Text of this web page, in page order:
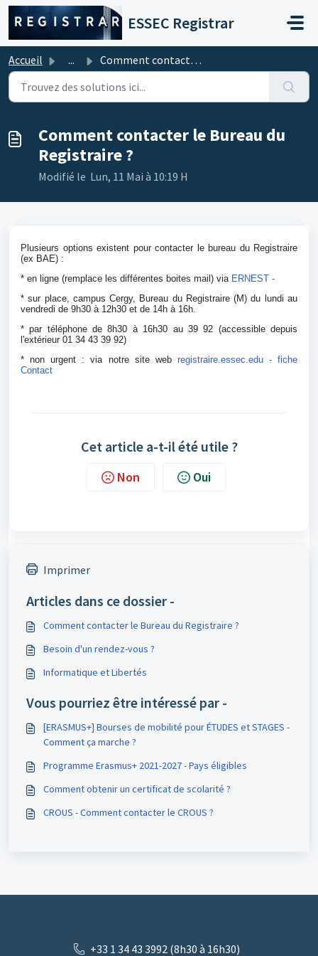
Passer au contenu principal
ESSEC Registrar
Accueil ... Comment contacter le Bureau du Registraire ?
Comment contacter le Bureau du
Registraire ?
Modifié le Lun, 11 Mai à 10:19 H
Plusieurs options existent pour contacter le bureau du Registraire
(ex BAE) :
* en ligne (remplace les différentes boites mail) viaERNEST -
* sur place, campus Cergy, Bureau du Registraire (M) du lundi au
vendredi de 9h30 à 12h30 et de 14h à 16h.
* par téléphone de 8h30 à 16h30 au 39 92 (accessible depuis
l'extérieur 01 34 43 39 92)
* non urgent : via notre site web registraire.essec.edu - fiche
Contact
Cet article a-t-il été utile ?
Non Oui
Imprimer
Articles dans ce dossier -
Comment contacter le Bureau du Registraire ?
Besoin d'un rendez-vous ?
Informatique et Libertés
Vous pourriez être intéressé par -
[ERASMUS+] Bourses de mobilité pour ÉTUDES et STAGES -
Comment ça marche ?
Programme Erasmus+ 2021-2027 - Pays éligibles
Comment obtenir un certificat de scolarité ?
CROUS - Comment contacter le CROUS ?
+33 1 34 43 3992 (8h30 à 16h30)